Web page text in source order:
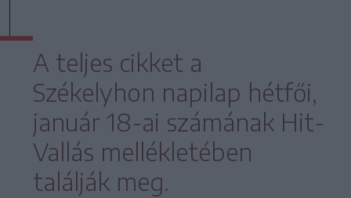
A teljes cikket a
Székelyhon napilap hétfői,
január 18-ai számának Hit-
Vallás mellékletében
találják meg.